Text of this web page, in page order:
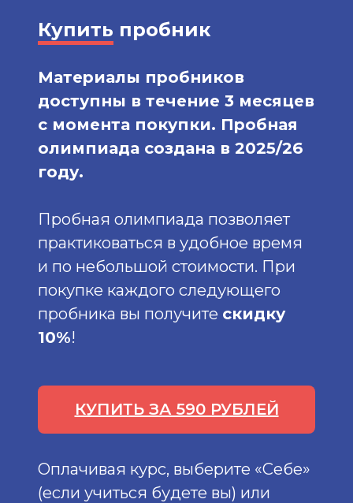
Купить пробник
Материалы пробников
доступны в течение 3 месяцев
с момента покупки. Пробная
олимпиада создана в 2025/26
году.
Пробная олимпиада позволяет
практиковаться в удобное время
и по небольшой стоимости. При
покупке каждого следующего
пробника вы получите скидку
10%!
КУПИТЬ ЗА 590 РУБЛЕЙ
Оплачивая курс, выберите «Себе»
(если учиться будете вы) или